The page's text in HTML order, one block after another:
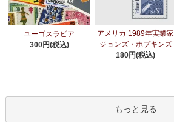
ユーゴスラビア
300円(税込)
アメリカ 1989年実業家
ジョンズ・ホプキンズ
180円(税込)
もっと見る